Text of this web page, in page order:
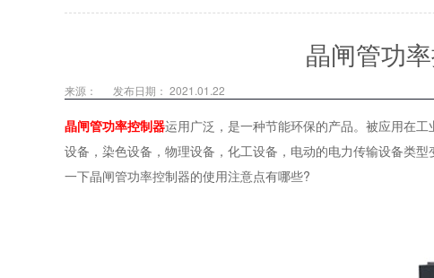
晶闸管功
来源： 发布日期： 2021.01.22
晶闸管功率控制器运用广泛，是一种节能环保的产品。被应用在
设备，染色设备，物理设备，化工设备，电动的电力传输设备类
一下晶闸管功率控制器的使用注意点有哪些?